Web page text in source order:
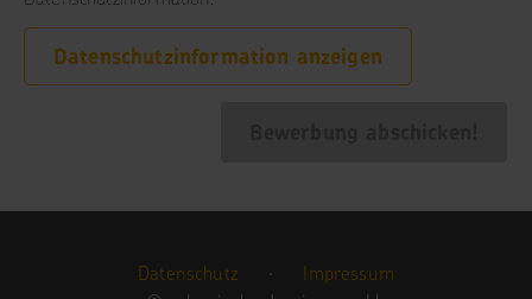
Datenschutzinformation anzeigen
Datenschutz ·
Impressum